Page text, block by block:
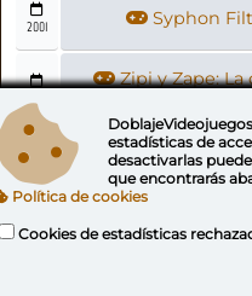
2001 Syphon
Zipi y Zape: La
Baldur's Gate II:
Amn
El Capitán
estadísticas de
desactivarlas
que encontrarás
Política de cookies
Cookies de estadísticas